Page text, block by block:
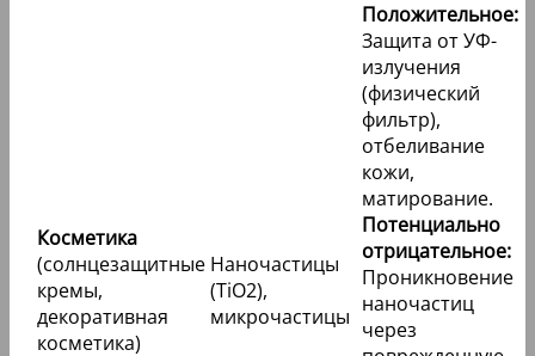
Косметика
(солнцезащитные
кремы,
декоративная
косметика)
Наночастицы
(TiO2),
микрочастицы
Положительное:
Защита от УФ-
излучения
(физический
фильтр),
отбеливание
кожи,
матирование.
Потенциально
отрицательное:
Проникновение
наночастиц
через